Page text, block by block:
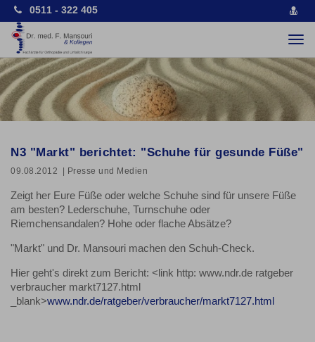
0511 - 322 405
N3 "Markt" berichtet: "Schuhe für gesunde Füße"
09.08.2012 | Presse und Medien
Zeigt her Eure Füße oder welche Schuhe sind für unsere Füße
am besten? Lederschuhe, Turnschuhe oder
Riemchensandalen? Hohe oder flache Absätze?
"Markt" und Dr. Mansouri machen den Schuh-Check.
Hier geht's direkt zum Bericht: <link http: www.ndr.de ratgeber
verbraucher markt7127.html
_blank>www.ndr.de/ratgeber/verbraucher/markt7127.html